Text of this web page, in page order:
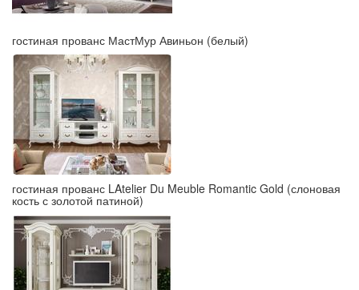
гостиная прованс МастМур Авиньон (белый)
гостиная прованс LAtelier Du Meuble Romantic Gold (слоновая
кость с золотой патиной)